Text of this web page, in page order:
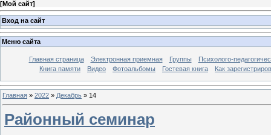
[Мой сайт]
Вход на сайт
Меню сайта
Главная страница Электронная приемная Группы
Психолого-
Книга памяти
Видео Фотоальбомы Гостевая книга Как
Главная » 2022 » Декабрь » 14
Районный семинар